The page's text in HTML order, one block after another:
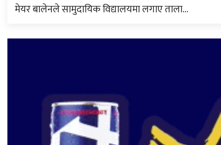
मेयर बालेनले सामुदायिक विद्यालयमा लगाए ताला…